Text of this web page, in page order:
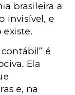
brasileira a
invisível, e
existe.
é
Ela
e, na